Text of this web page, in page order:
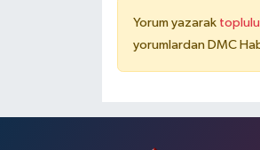
Yorum yazarak
yorumlardan DMC